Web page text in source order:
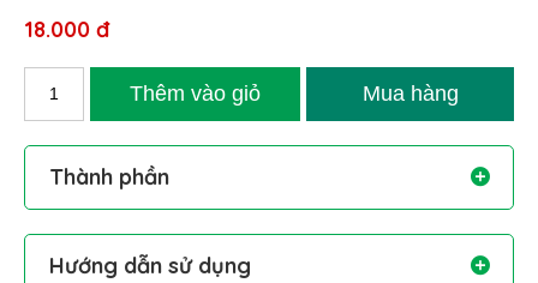
18.000 đ
Thành phần
Hướng dẫn sử dụng